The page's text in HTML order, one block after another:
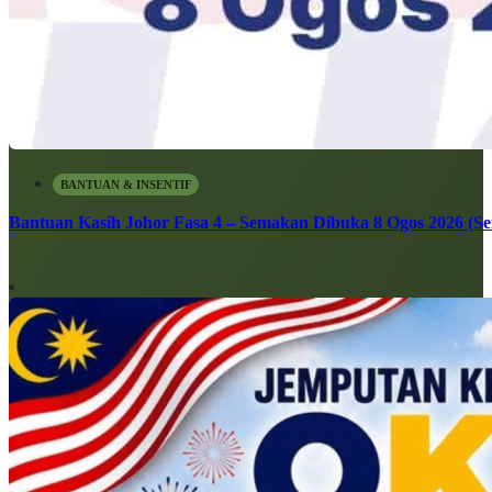
BANTUAN & INSENTIF
Bantuan Kasih Johor Fasa 4 – Semakan Dibuka 8 Ogos 2026